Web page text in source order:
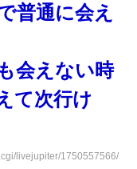
普通に会え
会えない時
て次行け
livejupiter/1750557566/